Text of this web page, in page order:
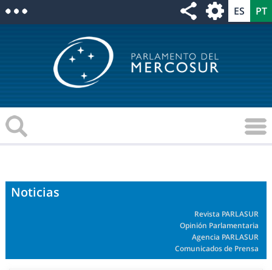
Noticias
Revista PARLASUR
Opinión Parlamentaria
Agencia PARLASUR
Comunicados de Prensa